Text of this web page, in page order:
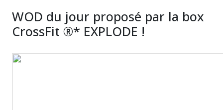
WOD du jour proposé par la box
CrossFit ®* EXPLODE !